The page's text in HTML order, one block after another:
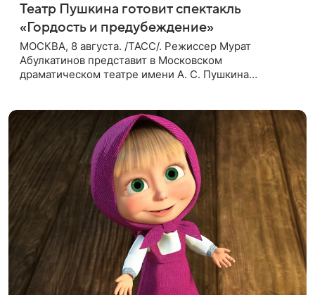
Театр Пушкина готовит спектакль
«Гордость и предубеждение»
МОСКВА, 8 августа. /ТАСС/. Режиссер Мурат
Абулкатинов представит в Московском
драматическом театре имени А. С. Пушкина